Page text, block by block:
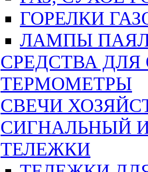
ГОРЕЛКИ
ЛАМПЫ
СРЕДСТВА
ТЕРМОМЕТРЫ
СВЕЧИ
СИГНАЛЬНЫЙ
ТЕЛЕЖКИ